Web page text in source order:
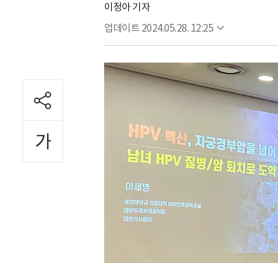
이정아 기자
업데이트 2024.05.28. 12:25